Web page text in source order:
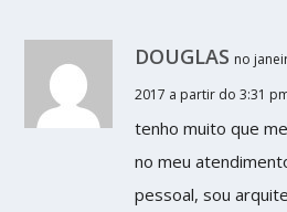
DOUGLAS no
2017 a partir do 3:31
tenho muito que
no meu
pessoal, sou